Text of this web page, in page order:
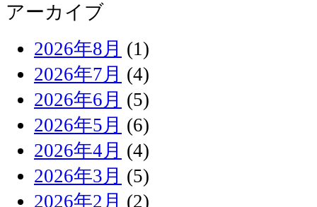
アーカイブ
2026年8月 (1)
2026年7月 (4)
2026年6月 (5)
2026年5月 (6)
2026年4月 (4)
2026年3月 (5)
2026年2月 (2)